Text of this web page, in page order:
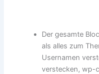
Der gesamte
als alles zum
Usernamen
verstecken, wp-